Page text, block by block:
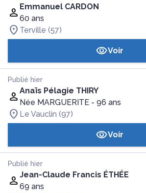
Emmanuel CARDON
60 ans
Terville (57)
Voir
Publié hier
Anaïs Pélagie THIRY
Née MARGUERITE - 96 ans
Le Vauclin (97)
Voir
Publié hier
Jean-Claude Francis ÉTHÉE
69 ans